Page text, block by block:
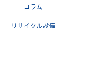
コラム
リサイクル設備